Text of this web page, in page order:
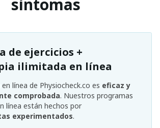
de ejercicios +
ilimitada en línea
línea de Physiocheck.co es eficaz y
comprobada. Nuestros programas
línea están hechos por
experimentados.